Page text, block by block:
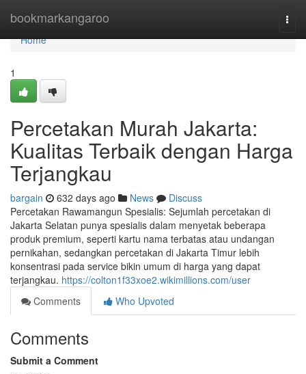
bookmarkangaroo
Home
Home
1
Percetakan Murah Jakarta:
Kualitas Terbaik dengan Harga
Terjangkau
bargain 632 days ago News
Discuss
Percetakan Rawamangun Spesialis: Sejumlah percetakan di
Jakarta Selatan punya spesialis dalam menyetak beberapa
produk premium, seperti kartu nama terbatas atau undangan
pernikahan, sedangkan percetakan di Jakarta Timur lebih
konsentrasi pada service bikin umum di harga yang dapat
terjangkau. https://colton1f33xoe2.wikimillions.com/user
Comments
Who Upvoted
Comments
Submit a Comment